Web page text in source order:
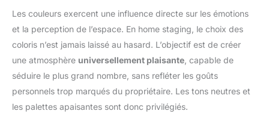
Les couleurs exercent une influence directe sur les émotions
et la perception de l’espace. En home staging, le choix des
coloris n’est jamais laissé au hasard. L’objectif est de créer
une atmosphère universellement plaisante , capable de
séduire le plus grand nombre, sans refléter les goûts
personnels trop marqués du propriétaire. Les tons neutres et
les palettes apaisantes sont donc privilégiés.